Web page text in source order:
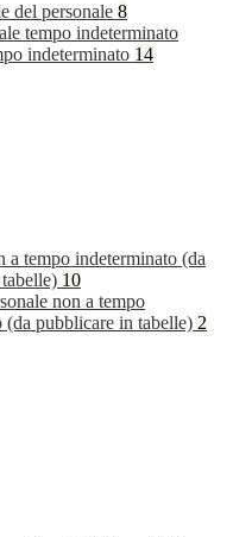
del personale 8
tempo indeterminato
indeterminato 14
a tempo indeterminato (da
10
non a tempo
(da pubblicare in tabelle) 2